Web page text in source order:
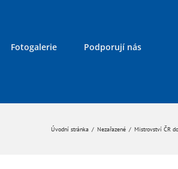
Fotogalerie Podporují nás
Úvodní stránka / Nezařazené / Mistrovství ČR